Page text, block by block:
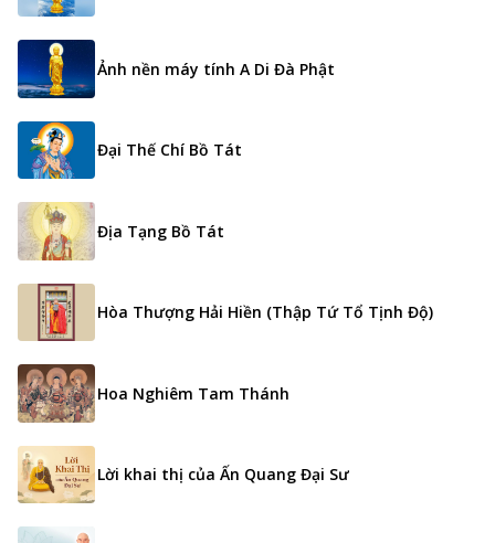
Ảnh nền máy tính A Di Đà Phật
Đại Thế Chí Bồ Tát
Địa Tạng Bồ Tát
Hòa Thượng Hải Hiền (Thập Tứ Tổ Tịnh Độ)
Hoa Nghiêm Tam Thánh
Lời khai thị của Ấn Quang Đại Sư